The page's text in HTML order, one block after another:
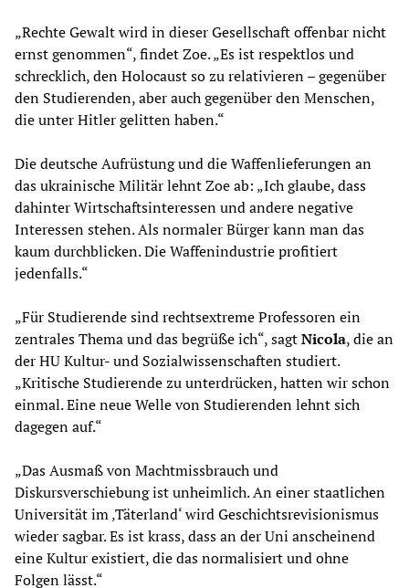
„Rechte Gewalt wird in dieser Gesellschaft offenbar nicht
ernst genommen“, findet Zoe. „Es ist respektlos und
schrecklich, den Holocaust so zu relativieren – gegenüber
den Studierenden, aber auch gegenüber den Menschen,
die unter Hitler gelitten haben.“
Die deutsche Aufrüstung und die Waffenlieferungen an
das ukrainische Militär lehnt Zoe ab: „Ich glaube, dass
dahinter Wirtschaftsinteressen und andere negative
Interessen stehen. Als normaler Bürger kann man das
kaum durchblicken. Die Waffenindustrie profitiert
jedenfalls.“
„Für Studierende sind rechtsextreme Professoren ein
zentrales Thema und das begrüße ich“, sagtNicola, die an
der HU Kultur- und Sozialwissenschaften studiert.
„Kritische Studierende zu unterdrücken, hatten wir schon
einmal. Eine neue Welle von Studierenden lehnt sich
dagegen auf.“
„Das Ausmaß von Machtmissbrauch und
Diskursverschiebung ist unheimlich. An einer staatlichen
Universität im ‚Täterland‘ wird Geschichtsrevisionismus
wieder sagbar. Es ist krass, dass an der Uni anscheinend
eine Kultur existiert, die das normalisiert und ohne
Folgen lässt.“